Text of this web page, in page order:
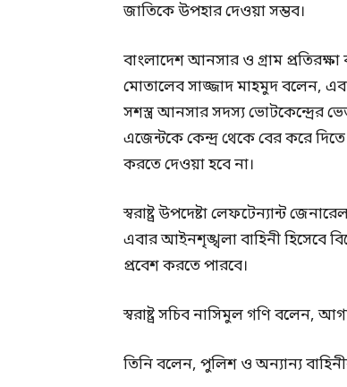
জাতিকে উপহার দেওয়া সম্ভব।
বাংলাদেশ আনসার ও গ্রাম
মোতালেব সাজ্জাদ মাহমুদ বলেন,
সশস্ত্র আনসার সদস্য ভোটকেন্দ্রের
এজেন্টকে কেন্দ্র থেকে বের করে
করতে দেওয়া হবে না।
স্বরাষ্ট্র উপদেষ্টা লেফটেন্যান্ট
এবার আইনশৃঙ্খলা বাহিনী হিসেবে
প্রবেশ করতে পারবে।
স্বরাষ্ট্র সচিব নাসিমুল গণি বলেন,
তিনি বলেন, পুলিশ ও অন্যান্য